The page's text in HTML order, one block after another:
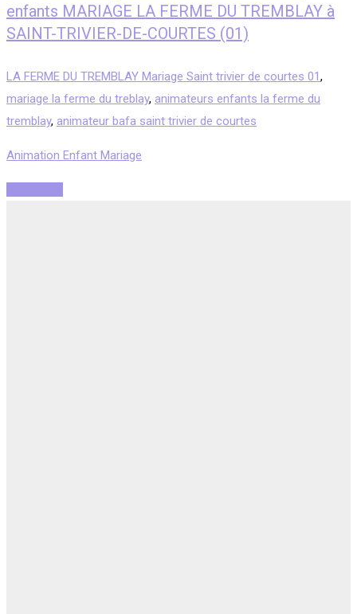
enfants MARIAGE LA FERME DU TREMBLAY à
SAINT-TRIVIER-DE-COURTES (01)
LA FERME DU TREMBLAY Mariage Saint trivier de courtes 01,
mariage la ferme du treblay, animateurs enfants la ferme du
tremblay, animateur bafa saint trivier de courtes
Animation Enfant Mariage